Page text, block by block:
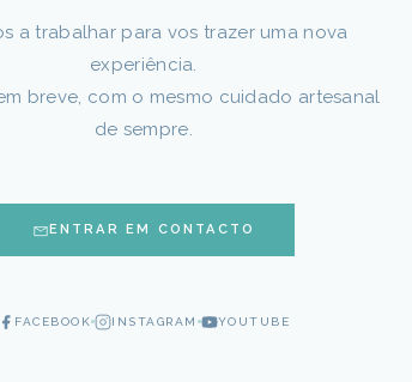
a trabalhar para vos trazer uma nova
experiência.
breve, com o mesmo cuidado artesanal
de sempre.
ENTRAR EM CONTACTO
FACEBOOK INSTAGRAM YOUTUBE